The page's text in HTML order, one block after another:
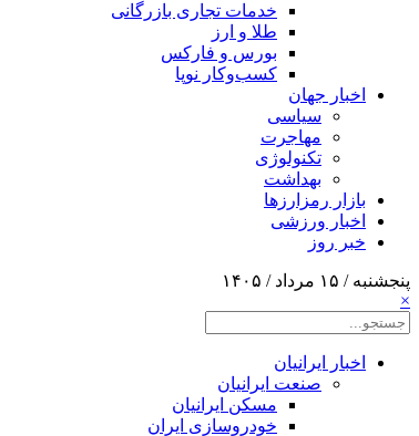
خدمات تجاری بازرگانی
طلا و ارز
بورس و فارکس
کسب‌وکار نوپا
اخبار جهان
سیاسی
مهاجرت
تکنولوژی
بهداشت
بازار رمزارزها
اخبار ورزشی
خبر روز
پنجشنبه / ۱۵ مرداد / ۱۴۰۵
×
اخبار ایرانیان
صنعت ایرانیان
مسکن ایرانیان
خودروسازی ایران